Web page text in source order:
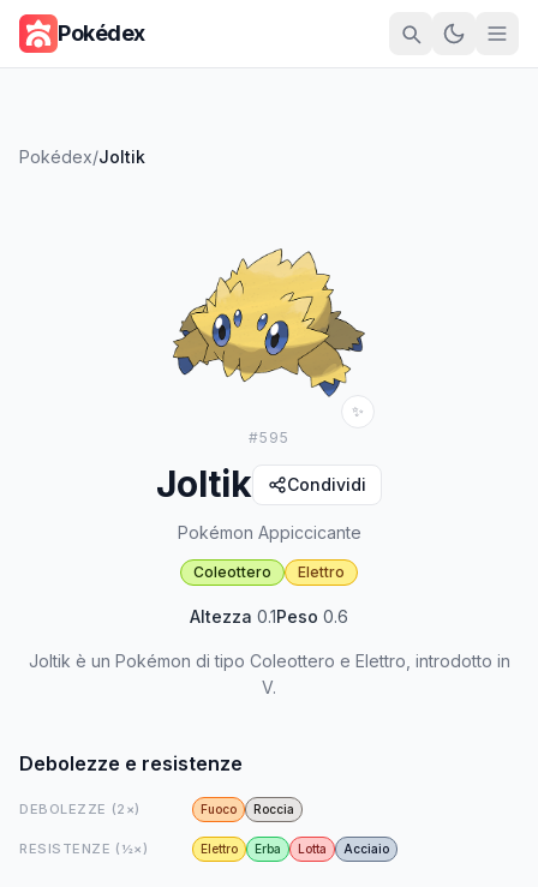
Pokédex
Pokédex/Joltik
✨
#595
Joltik Condividi
Pokémon Appiccicante
Coleottero Elettro
Altezza 0.1Peso 0.6
Joltik è un Pokémon di tipo Coleottero e Elettro, introdotto in
V.
Debolezze e resistenze
DEBOLEZZE (2×) Fuoco Roccia
RESISTENZE (½×) Elettro Erba Lotta Acciaio